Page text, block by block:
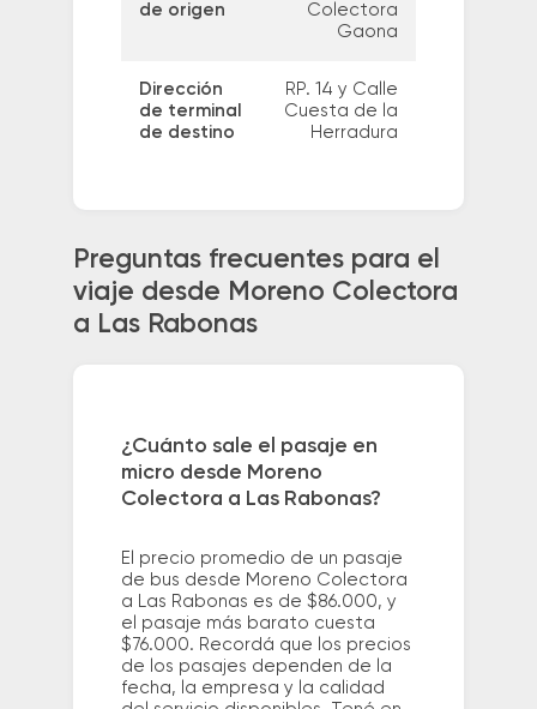
de origen
Colectora
Gaona
Dirección
de terminal
de destino
RP. 14 y Calle
Cuesta de la
Herradura
Preguntas frecuentes para el
viaje desde Moreno Colectora
a Las Rabonas
¿Cuánto sale el pasaje en
micro desde Moreno
Colectora a Las Rabonas?
El precio promedio de un pasaje
de bus desde Moreno Colectora
a Las Rabonas es de $86.000, y
el pasaje más barato cuesta
$76.000. Recordá que los precios
de los pasajes dependen de la
fecha, la empresa y la calidad